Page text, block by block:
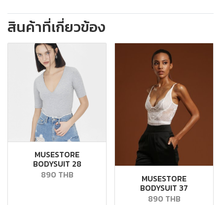
สินค้าที่เกี่ยวข้อง
MUSESTORE
BODYSUIT 28
890 THB
MUSESTORE
BODYSUIT 37
890 THB